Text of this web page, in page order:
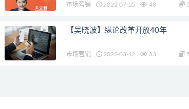
市场营销 2022-07-25 48 5
【吴晓波】纵论改革开放40年
市场营销 2022-03-12 33 5